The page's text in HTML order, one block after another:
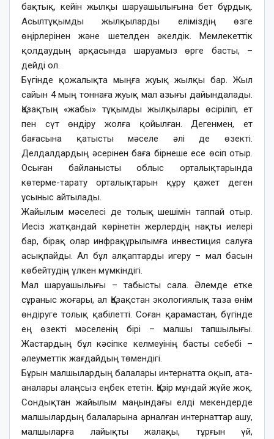
бақтық, кейін жылқы шаруашылығына бет бұрдық.
Асылтұқымды жылқыларды еліміздің өзге
өңірлерінен және шетелден әкелдік. Мемлекеттік
қолдаудың арқасында шаруамыз өрге басты, –
дейді ол.
Бүгінде қожалықта мыңға жуық жылқы бар. Жыл
сайын 4 мың тоннаға жуық мал азығы дайындалады.
Қазақтың «жабы» тұқымды жылқылары өсіріліп, ет
пен сүт өндіру жолға қойылған. Дегенмен, ет
бағасына қатысты мәселе әлі де өзекті.
Делдалдардың әсерінен баға бірнеше есе өсіп отыр.
Осыған байланысты облыс орталықтарында
көтерме-тарату орталықтарын құру қажет деген
ұсыныс айтылады.
Жайылым мәселесі де толық шешімін таппай отыр.
Иесіз жатқандай көрінетін жерлердің нақты иелері
бар, бірақ олар инфрақұрылымға инвестиция салуға
асықпайды. Ал бұл алқаптарды игеру – мал басын
көбейтудің үлкен мүмкіндігі.
Мал шаруашылығы – табысты сала. Әлемде етке
сұраныс жоғары, ал Қазақстан экологиялық таза өнім
өндіруге толық қабілетті. Соған қарамастан, бүгінде
ең өзекті мәселенің бірі – малшы тапшылығы.
Жастардың бұл кәсіпке келмеуінің басты себебі –
әлеуметтік жағдайдың төмендігі.
Бұрын малшылардың балалары интернатта оқып, ата-
аналары алаңсыз еңбек ететін. Қазір мұндай жүйе жоқ.
Сондықтан жайылым маңындағы елді мекендерде
малшылардың балаларына арналған интернаттар ашу,
малшыларға лайықты жалақы, тұрғын үй,